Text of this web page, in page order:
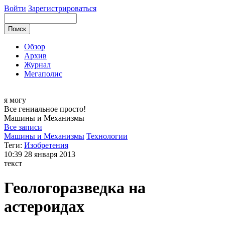
Войти Зарегистрироваться
Обзор
Архив
Журнал
Мегаполис
я могу
Все гениальное просто!
Машины и Механизмы
Все записи
Машины и Механизмы Технологии
Теги: Изобретения
10:39 28 января 2013
текст
Геологоразведка на
астероидах